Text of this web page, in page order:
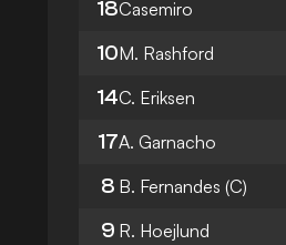
18Casemiro
10M. Rashford
14C. Eriksen
17A. Garnacho
8 B. Fernandes (C)
9 R. Hoejlund